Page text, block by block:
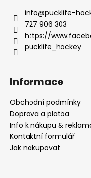
info@pucklife-
727 906 303
https://
pucklife_hockey
Informace
Obchodní podmínky
Doprava a platba
Info k nákupu &
Kontaktní formulář
Jak nakupovat